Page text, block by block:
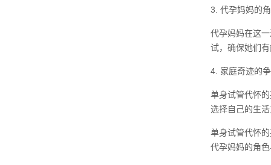
3. 代孕妈妈的
代孕妈妈在这
试，确保她们有
4. 家庭奇迹的
单身试管代怀
选择自己的生
单身试管代怀
代孕妈妈的角